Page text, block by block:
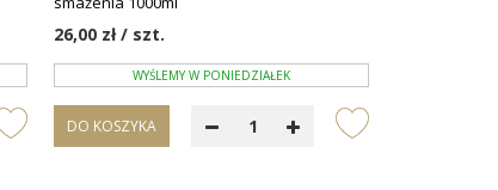
26,00 zł / szt.
WYŚLEMY W PONIEDZIAŁEK
DO KOSZYKA